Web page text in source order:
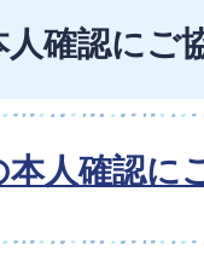
確認にご
人確認に